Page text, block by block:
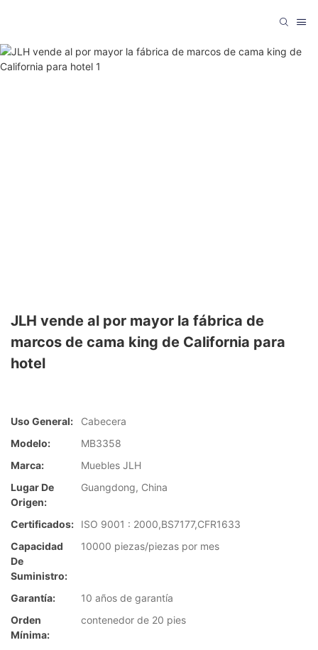
JLH vende al por mayor la fábrica de
marcos de cama king de California para
hotel
Uso General:
Cabecera
Modelo:
MB3358
Marca:
Muebles JLH
Lugar De
Origen:
Guangdong, China
Certificados:
ISO 9001 : 2000,BS7177,CFR1633
Capacidad
De
Suministro:
10000 piezas/piezas por mes
Garantía:
10 años de garantía
Orden
Mínima:
contenedor de 20 pies